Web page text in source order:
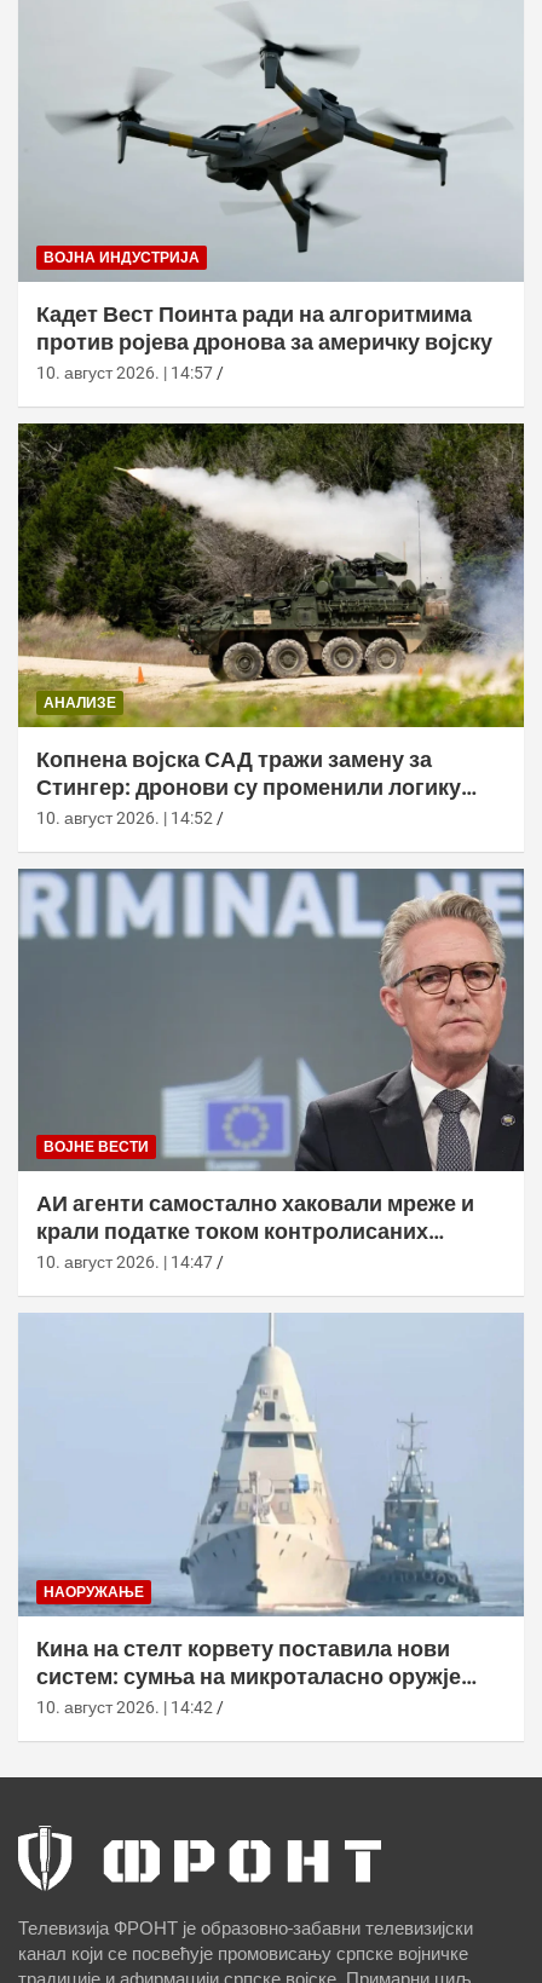
ВОЈНА ИНДУСТРИЈА
Кадет Вест Поинта ради на алгоритмима
против ројева дронова за америчку војску
10. август 2026. | 14:57
АНАЛИЗЕ
Копнена војска САД тражи замену за
Стингер: дронови су променили логику
ПВО
10. август 2026. | 14:52
ВОЈНЕ ВЕСТИ
АИ агенти самостално хаковали мреже и
крали податке током контролисаних
тестова
10. август 2026. | 14:47
НАОРУЖАЊЕ
Кина на стелт корвету поставила нови
систем: сумња на микроталасно оружје
против дронова
10. август 2026. | 14:42
Телевизија ФРОНТ је образовно-забавни телевизијски
канал који се посвећује промовисању српске војничке